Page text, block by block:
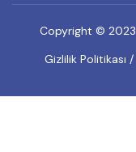
Copyright © 2023
Gizlilik Politikası /